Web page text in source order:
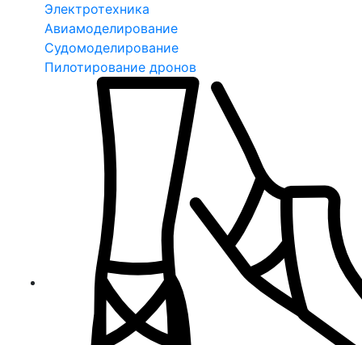
Электротехника
Авиамоделирование
Судомоделирование
Пилотирование дронов